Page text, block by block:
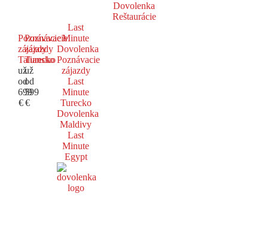
Dovolenka
Reštaurácie
Poznávacie
zájazdy
Taliansko
už
od
699
€
Poznávacie
zájazdy
Turecko
už
od
599
€
Last
Minute
Dovolenka
Poznávacie
zájazdy
Last
Minute
Turecko
Dovolenka
Maldivy
Last
Minute
Egypt